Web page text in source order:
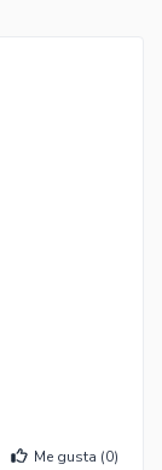
Me gusta (0)